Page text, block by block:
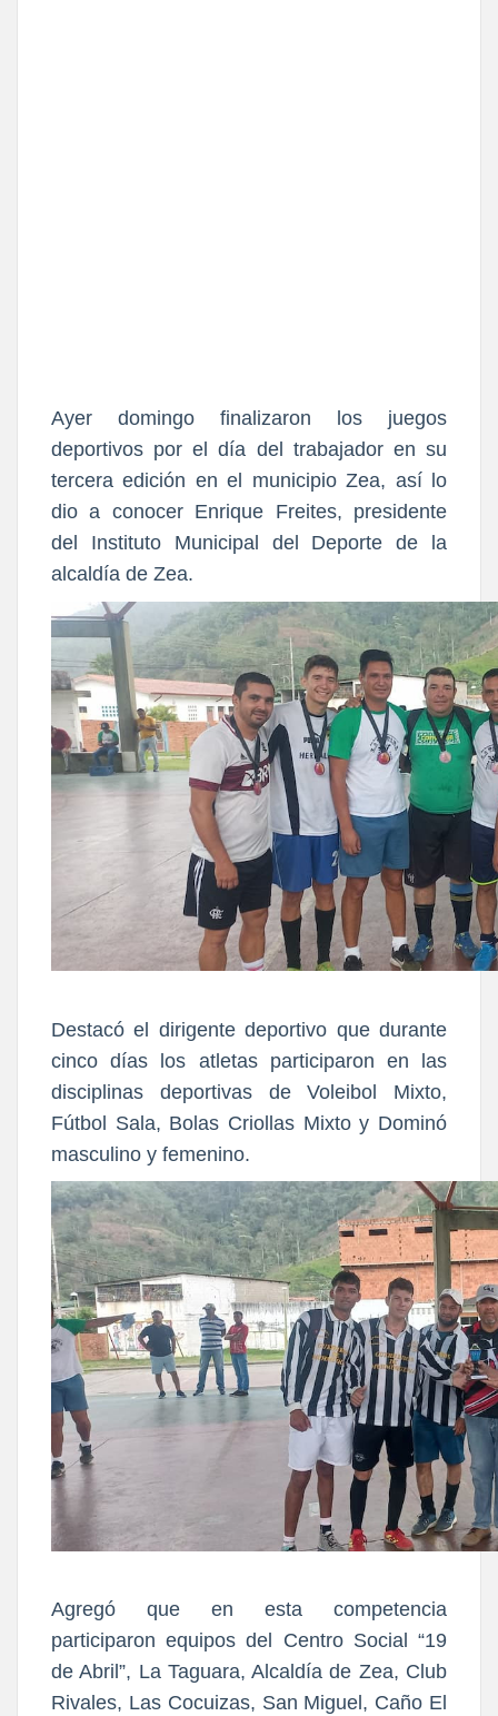
Ayer domingo finalizaron los juegos
deportivos por el día del trabajador en su
tercera edición en el municipio Zea, así lo
dio a conocer Enrique Freites, presidente
del Instituto Municipal del Deporte de la
alcaldía de Zea.
Destacó el dirigente deportivo que durante
cinco días los atletas participaron en las
disciplinas deportivas de Voleibol Mixto,
Fútbol Sala, Bolas Criollas Mixto y Dominó
masculino y femenino.
Agregó que en esta competencia
participaron equipos del Centro Social “19
de Abril”, La Taguara, Alcaldía de Zea, Club
Rivales, Las Cocuizas, San Miguel, Caño El